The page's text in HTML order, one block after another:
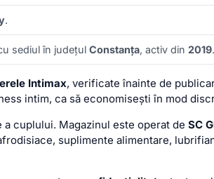
.
sediul în județul Constanța, activ din 2019.
Intimax, verificate înainte de
intim, ca să economisești în mod
cuplului. Magazinul este operat de SC
suplimente alimentare,